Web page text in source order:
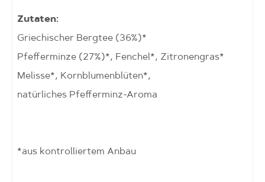
Zutaten:
Griechischer Bergtee (36%)*
Pfefferminze (27%)*, Fenchel*, Zitronengras*
Melisse*, Kornblumenblüten*,
natürliches Pfefferminz-Aroma
*aus kontrolliertem Anbau